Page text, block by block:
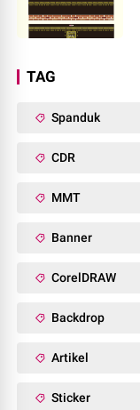
TAG
Spanduk
CDR
MMT
Banner
CorelDRAW
Backdrop
Artikel
Sticker